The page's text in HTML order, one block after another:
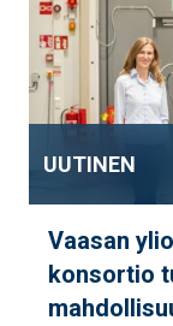
UUTINEN
Vaasan
konsortio